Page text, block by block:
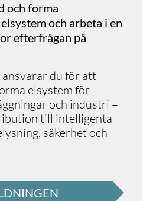
och forma
och arbeta i en
efterfrågan på
ansvarar du för att
elsystem för
och industri –
till intelligenta
säkerhet och